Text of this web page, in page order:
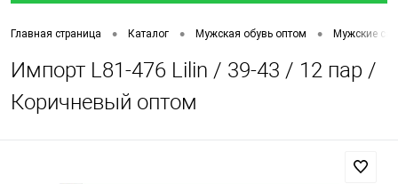
Главная страница • Каталог • Мужская обувь оптом • Мужские
Импорт L81-476 Lilin / 39-43 / 12 пар /
Коричневый оптом